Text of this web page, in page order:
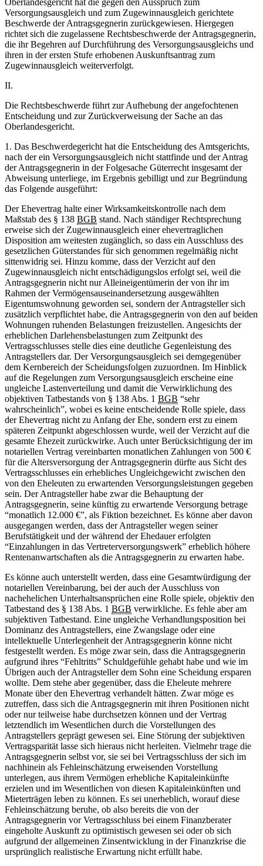
Oberlandesgericht hat die gegen den Ausspruch zum
Versorgungsausgleich und zum Zugewinnausgleich gerichtete
Beschwerde der Antragsgegnerin zurückgewiesen. Hiergegen
richtet sich die zugelassene Rechtsbeschwerde der Antragsgegnerin,
die ihr Begehren auf Durchführung des Versorgungsausgleichs und
ihren in der ersten Stufe erhobenen Auskunftsantrag zum
Zugewinnausgleich weiterverfolgt.
II.
Die Rechtsbeschwerde führt zur Aufhebung der angefochtenen
Entscheidung und zur Zurückverweisung der Sache an das
Oberlandesgericht.
1. Das Beschwerdegericht hat die Entscheidung des Amtsgerichts,
nach der ein Versorgungsausgleich nicht stattfinde und der Antrag
der Antragsgegnerin in der Folgesache Güterrecht insgesamt der
Abweisung unterliege, im Ergebnis gebilligt und zur Begründung
das Folgende ausgeführt:
Der Ehevertrag halte einer Wirksamkeitskontrolle nach dem
Maßstab des § 138 BGB stand. Nach ständiger Rechtsprechung
erweise sich der Zugewinnausgleich einer ehevertraglichen
Disposition am weitesten zugänglich, so dass ein Ausschluss des
gesetzlichen Güterstandes für sich genommen regelmäßig nicht
sittenwidrig sei. Hinzu komme, dass der Verzicht auf den
Zugewinnausgleich nicht entschädigungslos erfolgt sei, weil die
Antragsgegnerin nicht nur Alleineigentümerin der von ihr im
Rahmen der Vermögensauseinandersetzung ausgewählten
Eigentumswohnung geworden sei, sondern der Antragsteller sich
zusätzlich verpflichtet habe, die Antragsgegnerin von den auf beiden
Wohnungen ruhenden Belastungen freizustellen. Angesichts der
erheblichen Darlehensbelastungen zum Zeitpunkt des
Vertragsschlusses stelle dies eine deutliche Gegenleistung des
Antragstellers dar. Der Versorgungsausgleich sei demgegenüber
dem Kernbereich der Scheidungsfolgen zuzuordnen. Im Hinblick
auf die Regelungen zum Versorgungsausgleich erscheine eine
ungleiche Lastenverteilung und damit die Verwirklichung des
objektiven Tatbestands von § 138 Abs. 1 BGB “sehr
wahrscheinlich”, wobei es keine entscheidende Rolle spiele, dass
der Ehevertrag nicht zu Anfang der Ehe, sondern erst zu einem
späteren Zeitpunkt abgeschlossen wurde, weil der Verzicht auf die
gesamte Ehezeit zurückwirke. Auch unter Berücksichtigung der im
notariellen Vertrag vereinbarten monatlichen Zahlungen von 500 €
für die Altersversorgung der Antragsgegnerin dürfte aus Sicht des
Vertragsschlusses ein erhebliches Ungleichgewicht zwischen den
von den Eheleuten zu erwartenden Versorgungsleistungen gegeben
sein. Der Antragsteller habe zwar die Behauptung der
Antragsgegnerin, seine künftig zu erwartende Versorgung betrage
“monatlich 12.000 €”, als Fiktion bezeichnet. Es könne aber davon
ausgegangen werden, dass der Antragsteller wegen seiner
Berufstätigkeit und der während der Ehedauer erfolgten
“Einzahlungen in das Vertreterversorgungswerk” erheblich höhere
Rentenanwartschaften als die Antragsgegnerin zu erwarten habe.
Es könne auch unterstellt werden, dass eine Gesamtwürdigung der
notariellen Vereinbarung, bei der auch der Ausschluss von
nachehelichen Unterhaltsansprüchen eine Rolle spiele, objektiv den
Tatbestand des § 138 Abs. 1 BGB verwirkliche. Es fehle aber am
subjektiven Tatbestand. Eine ungleiche Verhandlungsposition bei
Dominanz des Antragstellers, eine Zwangslage oder eine
intellektuelle Unterlegenheit der Antragsgegnerin könne nicht
festgestellt werden. Es möge zwar sein, dass die Antragsgegnerin
aufgrund ihres “Fehltritts” Schuldgefühle gehabt habe und wie im
Übrigen auch der Antragsteller dem Sohn eine Scheidung ersparen
wollte. Dem stehe aber gegenüber, dass die Eheleute mehrere
Monate über den Ehevertrag verhandelt hätten. Zwar möge es
zutreffen, dass sich die Antragsgegnerin mit ihren Positionen nicht
oder nur teilweise habe durchsetzen können und der Vertrag
letztendlich im Wesentlichen durch die Vorstellungen des
Antragstellers geprägt gewesen sei. Eine Störung der subjektiven
Vertragsparität lasse sich hieraus nicht herleiten. Vielmehr trage die
Antragsgegnerin selbst vor, sie sei bei Vertragsschluss der sich im
nachhinein als Fehleinschätzung erweisenden Vorstellung
unterlegen, aus ihrem Vermögen erhebliche Kapitaleinkünfte
erzielen und im Wesentlichen von diesen Kapitaleinkünften und
Mieterträgen leben zu können. Es sei unerheblich, worauf diese
Fehleinschätzung beruhe, ob also bereits die von der
Antragsgegnerin vor Vertragsschluss bei einem Finanzberater
eingeholte Auskunft zu optimistisch gewesen sei oder ob sich
aufgrund der allgemeinen Zinsentwicklung in der Finanzkrise die
ursprünglich realistische Erwartung nicht erfüllt habe.